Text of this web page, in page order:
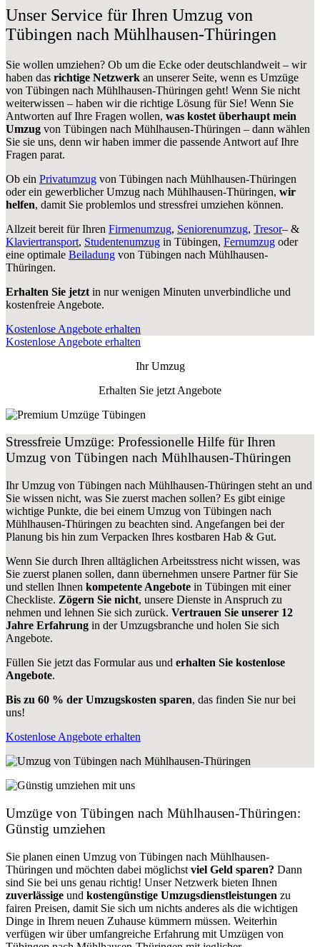
Unser Service für Ihren Umzug von
Tübingen nach Mühlhausen-Thüringen
Sie wollen umziehen? Ob um die Ecke oder deutschlandweit – wir
haben das richtige Netzwerk an unserer Seite, wenn es Umzüge
von Tübingen nach Mühlhausen-Thüringen geht! Wenn Sie nicht
weiterwissen – haben wir die richtige Lösung für Sie! Wenn Sie
Antworten auf Ihre Fragen wollen, was kostet überhaupt mein
Umzug von Tübingen nach Mühlhausen-Thüringen – dann wählen
Sie sie uns, denn wir haben immer die passende Antwort auf Ihre
Fragen parat.
Ob ein Privatumzug von Tübingen nach Mühlhausen-Thüringen
oder ein gewerblicher Umzug nach Mühlhausen-Thüringen, wir
helfen, damit Sie problemlos und stressfrei umziehen können.
Allzeit bereit für Ihren Firmenumzug, Seniorenumzug, Tresor– &
Klaviertransport, Studentenumzug in Tübingen, Fernumzug oder
eine optimale Beiladung von Tübingen nach Mühlhausen-
Thüringen.
Erhalten Sie jetzt in nur wenigen Minuten unverbindliche und
kostenfreie Angebote.
Kostenlose Angebote erhalten
Kostenlose Angebote erhalten
Ihr Umzug
Erhalten Sie jetzt Angebote
Stressfreie Umzüge: Professionelle Hilfe für Ihren
Umzug von Tübingen nach Mühlhausen-Thüringen
Ihr Umzug von Tübingen nach Mühlhausen-Thüringen steht an und
Sie wissen nicht, was Sie zuerst machen sollen? Es gibt einige
wichtige Punkte, die bei einem Umzug von Tübingen nach
Mühlhausen-Thüringen zu beachten sind. Angefangen bei der
Planung bis hin zum Verpacken Ihres kostbaren Hab & Gut.
Wenn Sie durch Ihren alltäglichen Arbeitsstress nicht wissen, was
Sie zuerst planen sollen, dann übernehmen unsere Partner für Sie
und stellen Ihnen kompetente Angebote in Tübingen mit einer
Checkliste. Zögern Sie nicht, unsere Dienste in Anspruch zu
nehmen und lehnen Sie sich zurück. Vertrauen Sie unserer 12
Jahre Erfahrung in der Umzugsbranche und holen Sie sich
Angebote.
Füllen Sie jetzt das Formular aus und erhalten Sie kostenlose
Angebote.
Bis zu 60 % der Umzugskosten sparen, das finden Sie nur bei
uns!
Kostenlose Angebote erhalten
Umzüge von Tübingen nach Mühlhausen-Thüringen:
Günstig umziehen
Sie planen einen Umzug von Tübingen nach Mühlhausen-
Thüringen und möchten dabei möglichst viel Geld sparen? Dann
sind Sie bei uns genau richtig! Unser Netzwerk bieten Ihnen
zuverlässige und kostengünstige Umzugsdienstleistungen zu
fairen Preisen, damit Sie sich um nichts anderes als die wichtigen
Dinge in Ihrem neuen Zuhause kümmern müssen. Weiterhin
verfügen wir über umfangreiche Erfahrung mit Umzügen von